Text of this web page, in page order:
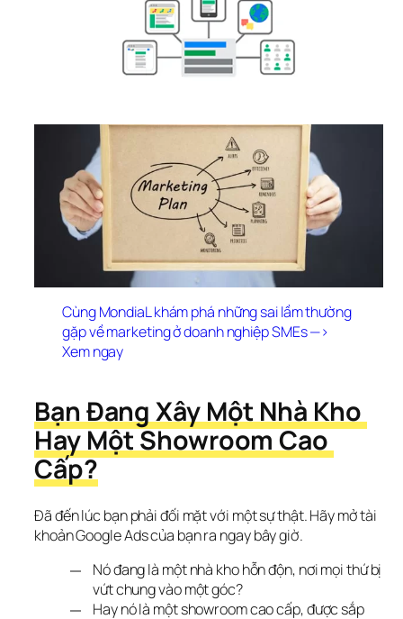
Cùng MondiaL khám phá những sai lầm thường
gặp về marketing ở doanh nghiệp SMEs—>
Xem ngay
Bạn Đang Xây Một Nhà Kho
Hay Một Showroom Cao
Cấp?
Đã đến lúc bạn phải đối mặt với một sự thật. Hãy mở tài
khoản Google Ads của bạn ra ngay bây giờ.
Nó đang là một nhà kho hỗn độn, nơi mọi thứ bị
vứt chung vào một góc?
Hay nó là một showroom cao cấp, được sắp